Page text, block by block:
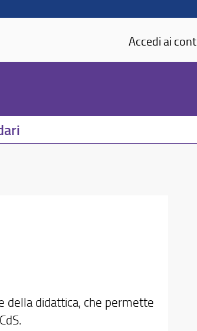
Accedi ai
della didattica, che permette